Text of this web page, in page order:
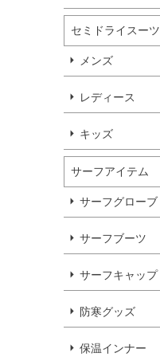
セミドライスーツ
メンズ
レディース
キッズ
サーフアイテム
サーフグローブ
サーフブーツ
サーフキャップ
防寒グッズ
保温インナー